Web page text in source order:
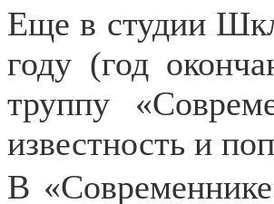
Еще в студии
году (год
труппу
известность и
В